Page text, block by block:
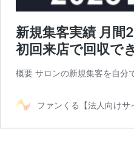
新規集客実績 月
初回来店で回収で
概要 サロンの新規集客を自
ファンくる【法人向けサ